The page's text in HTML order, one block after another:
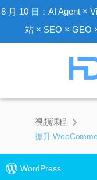
8 月 10 日：AI Agent ×
站 × SEO × GEO
視頻課程
提升
WordPress